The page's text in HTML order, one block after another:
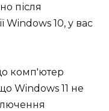
після
Windows 10, у вас
комп'ютер
Windows 11 не